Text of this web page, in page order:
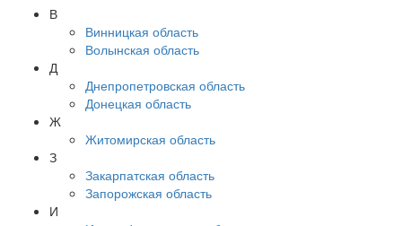
В
Винницкая область
Волынская область
Д
Днепропетровская область
Донецкая область
Ж
Житомирская область
З
Закарпатская область
Запорожская область
И